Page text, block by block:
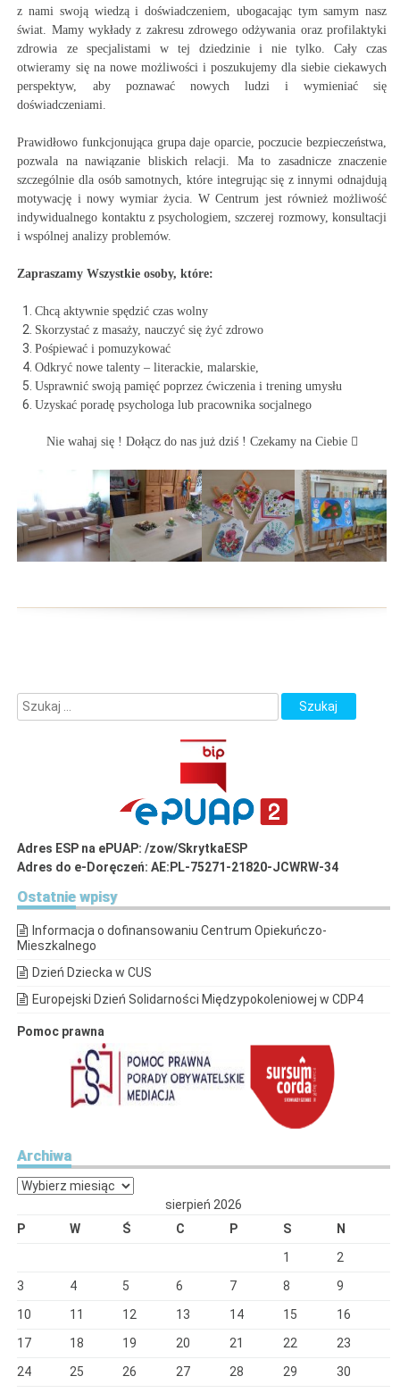
z nami swoją wiedzą i doświadczeniem, ubogacając tym samym nasz
świat. Mamy wykłady z zakresu zdrowego odżywania oraz profilaktyki
zdrowia ze specjalistami w tej dziedzinie i nie tylko. Cały czas
otwieramy się na nowe możliwości i poszukujemy dla siebie ciekawych
perspektyw, aby poznawać nowych ludzi i wymieniać się
doświadczeniami.
Prawidłowo funkcjonująca grupa daje oparcie, poczucie bezpieczeństwa,
pozwala na nawiązanie bliskich relacji. Ma to zasadnicze znaczenie
szczególnie dla osób samotnych, które integrując się z innymi odnajdują
motywację i nowy wymiar życia. W Centrum jest również możliwość
indywidualnego kontaktu z psychologiem, szczerej rozmowy, konsultacji
i wspólnej analizy problemów.
Zapraszamy Wszystkie osoby, które:
Chcą aktywnie spędzić czas wolny
Skorzystać z masaży, nauczyć się żyć zdrowo
Pośpiewać i pomuzykować
Odkryć nowe talenty – literackie, malarskie,
Usprawnić swoją pamięć poprzez ćwiczenia i trening umysłu
Uzyskać poradę psychologa lub pracownika socjalnego
Nie wahaj się ! Dołącz do nas już dziś ! Czekamy na Ciebie 
Adres ESP na ePUAP: /zow/SkrytkaESP
Adres do e-Doręczeń: AE:PL-75271-21820-JCWRW-34
Ostatnie wpisy
Informacja o dofinansowaniu Centrum Opiekuńczo-
Mieszkalnego
Dzień Dziecka w CUS
Europejski Dzień Solidarności Międzypokoleniowej w CDP4
Pomoc prawna
Archiwa
Archiwa
sierpień 2026
P
W Ś C P S
N
1
2
3
4 5 6 7 8
9
10
11 12 13 14 15
16
17
18 19 20 21 22
23
24
25 26 27 28 29 30